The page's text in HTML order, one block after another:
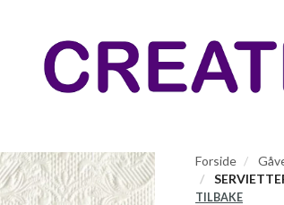
Forside
TILBAKE